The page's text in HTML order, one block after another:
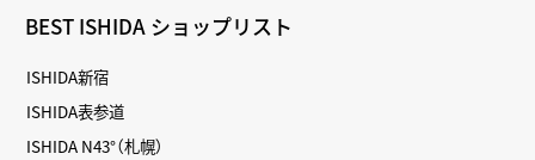
BEST ISHIDA ショップリスト
ISHIDA新宿
ISHIDA表参道
ISHIDA N43°（札幌）